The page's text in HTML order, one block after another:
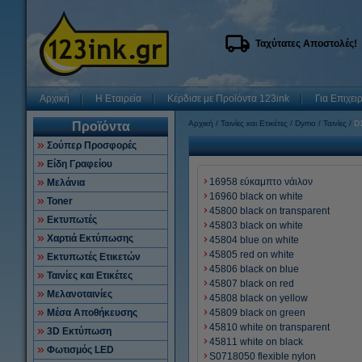
Ταχύτατες Αποστολές!
Αρχική Η Εταιρεία Κέρδισε με Προϊόντα 123ink Για
Προϊόντα
Σούπερ Προσφορές
Είδη Γραφείου
Μελάνια
Toner
Εκτυπωτές
Χαρτιά Εκτύπωσης
Εκτυπωτές Ετικετών
Ταινίες και Ετικέτες
Μελανοταινίες
Μέσα Αποθήκευσης
3D Εκτύπωση
Φωτισμός LED
Αρχική Ταινίες και Ετικέτες Dymo Ταινίες
16958 εύκαμπτο νάιλον
16960 black on white
45800 black on transparent
45803 black on white
45804 blue on white
45805 red on white
45806 black on blue
45807 black on red
45808 black on yellow
45809 black on green
45810 white on transparent
45811 white on black
S0718050 flexible nylon